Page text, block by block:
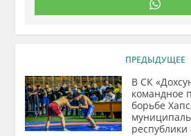
ПРЕДЫДУЩЕЕ
В СК
командное
борьбе